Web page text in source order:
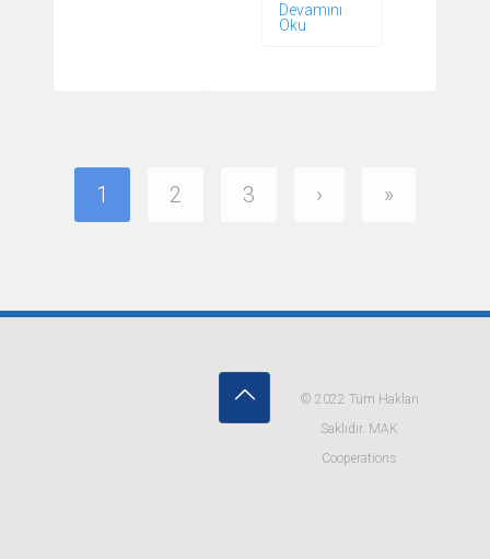
Devamını
Oku
1 2 3 › »
© 2022 Tüm Hakları
Saklıdır. MAK
Cooperations